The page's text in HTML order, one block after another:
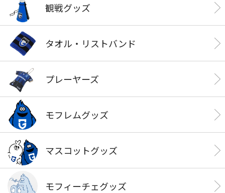
観戦グッズ
タオル・リストバンド
プレーヤーズ
モフレムグッズ
マスコットグッズ
モフィーチェグッズ